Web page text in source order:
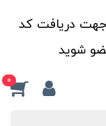
جهت دریافت کد
شوید
0